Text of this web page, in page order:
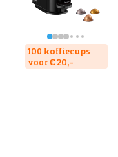
100 koffiecups
voor € 20,-